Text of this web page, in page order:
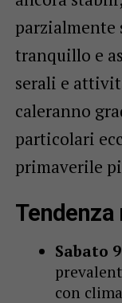
parzialmente
tranquillo e
serali e
caleranno
particolari
primaverile
Sabato
con